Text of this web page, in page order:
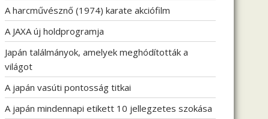
A harcművésznő (1974) karate akciófilm
A JAXA új holdprogramja
Japán találmányok, amelyek meghódították a
világot
A japán vasúti pontosság titkai
A japán mindennapi etikett 10 jellegzetes szokása